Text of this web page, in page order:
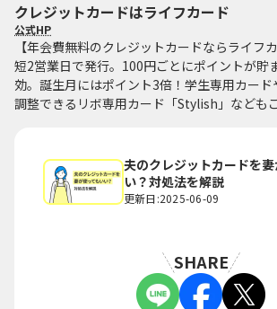
クレジットカードはライフカード
公式HP
【年会費無料のクレジットカードならライフ
短2営業日で発行。100円ごとにポイントが貯
効。誕生月にはポイント3倍！学生専用カー
調整できるリボ専用カード「Stylish」なども
夫のクレジットカードを
い？対処法を解説
更新日:2025-06-09
SHARE